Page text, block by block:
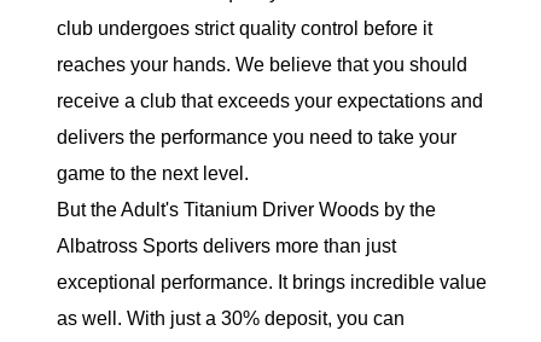
club undergoes strict quality control before it
reaches your hands. We believe that you should
receive a club that exceeds your expectations and
delivers the performance you need to take your
game to the next level.
But the Adult's Titanium Driver Woods by the
Albatross Sports delivers more than just
exceptional performance. It brings incredible value
as well. With just a 30% deposit, you can